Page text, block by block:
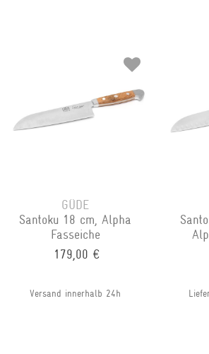
GÜDE
Santoku 18 cm, Alpha
Fasseiche
179,00 €
Versand innerhalb 24h